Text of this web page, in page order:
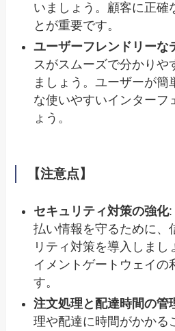
いましょう。顧客に正確
とが重要です。
ユーザーフレンドリーな
スがスムーズで分かりや
ましょう。ユーザーが簡
な使いやすいインターフ
ょう。
【注意点】
セキュリティ対策の強化:
払い情報を守るために、
リティ対策を導入しま
イメントゲートウェイの
す。
注文処理と配達時間の管
理や配達に時間がかかる